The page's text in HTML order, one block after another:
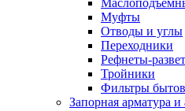
Муфты
Отводы и углы
Переходники
Рефнеты-
Тройники
Фильтры
Запорная арматура и